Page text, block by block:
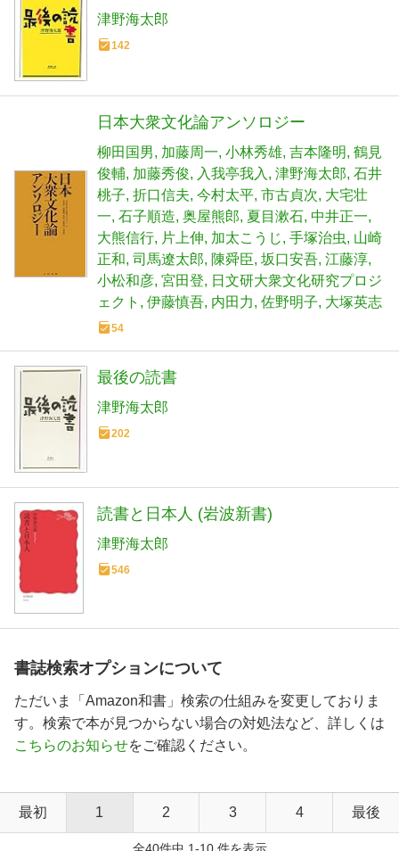
津野海太郎
142
日本大衆文化論アンソロジー
柳田国男 加藤周一 小林秀雄 吉本隆明 鶴見
俊輔 加藤秀俊 入我亭我入 津野海太郎 石井
桃子 折口信夫 今村太平 市古貞次 大宅壮
一 石子順造 奥屋熊郎 夏目漱石 中井正一
大熊信行 片上伸 加太こうじ 手塚治虫 山崎
正和 司馬遼太郎 陳舜臣 坂口安吾 江藤淳
小松和彦 宮田登
日文研大衆文化研究プロジ
ェクト
伊藤慎吾 内田力 佐野明子 大塚英志
54
最後の読書
津野海太郎
202
読書と日本人 (岩波新書)
津野海太郎
546
書誌検索オプションについて
ただいま「Amazon和書」検索の仕組みを変更しておりま
す。検索で本が見つからない場合の対処法など、詳しくは
こちらのお知らせをご確認ください。
最初 1 2 3 4 最後
全40件中 1-10 件を表示